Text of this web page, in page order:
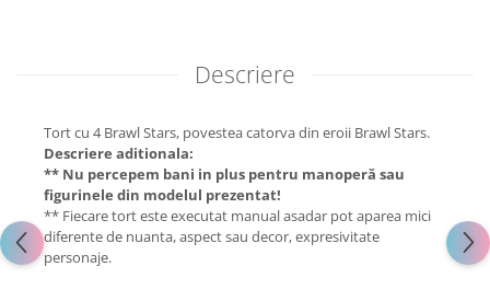
Descriere
Tort cu 4 Brawl Stars, povestea catorva din eroii Brawl Stars.
Descriere aditionala:
** Nu percepem bani in plus pentru manoperă sau
figurinele din modelul prezentat!
** Fiecare tort este executat manual asadar pot aparea mici
diferente de nuanta, aspect sau decor, expresivitate
personaje.